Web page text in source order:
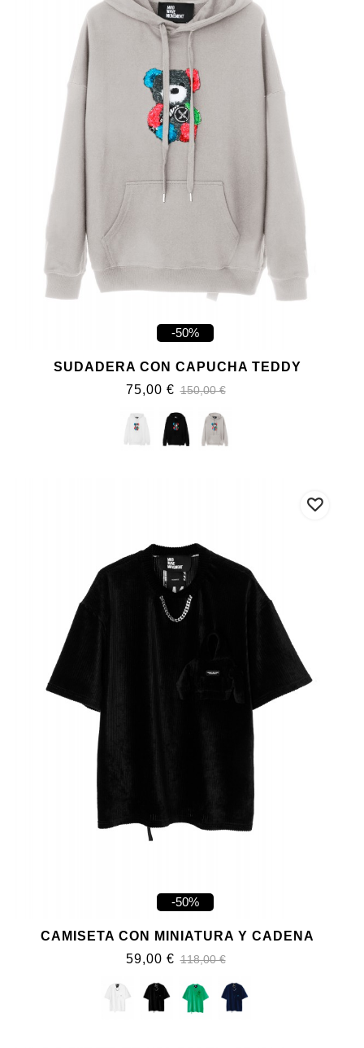
-50%
SUDADERA CON CAPUCHA TEDDY
75,00 € 150,00 €
-50%
CAMISETA CON MINIATURA Y CADENA
59,00 € 118,00 €